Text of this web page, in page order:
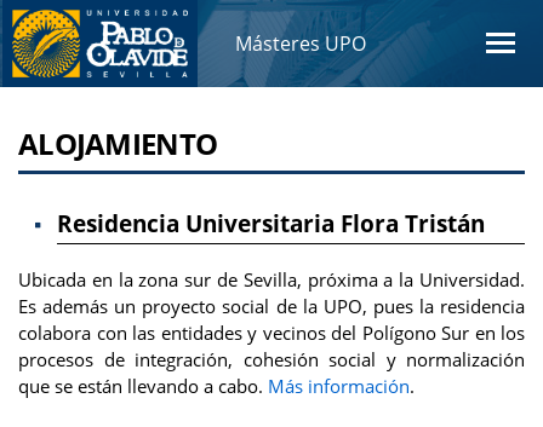
Másteres UPO
ALOJAMIENTO
Residencia Universitaria Flora Tristán
Ubicada en la zona sur de Sevilla, próxima a la Universidad.
Es además un proyecto social de la UPO, pues la residencia
colabora con las entidades y vecinos del Polígono Sur en los
procesos de integración, cohesión social y normalización
que se están llevando a cabo. Más información.